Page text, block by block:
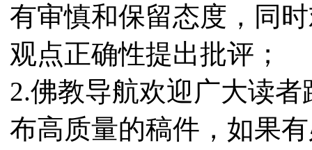
有审慎和保留态度，同
观点正确性提出批评；
2.佛教导航欢迎广大读
布高质量的稿件，如果